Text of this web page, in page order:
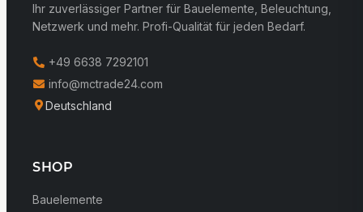
Ihr zuverlässiger Partner für Bauelemente, Beleuchtung,
Netzwerk und mehr. Profi-Qualität für jeden Bedarf.
+49 6638 7292101
info@mctrade24.com
Deutschland
SHOP
Bauelemente